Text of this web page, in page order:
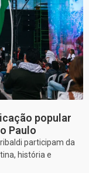
popular
Paulo
participam da
história e